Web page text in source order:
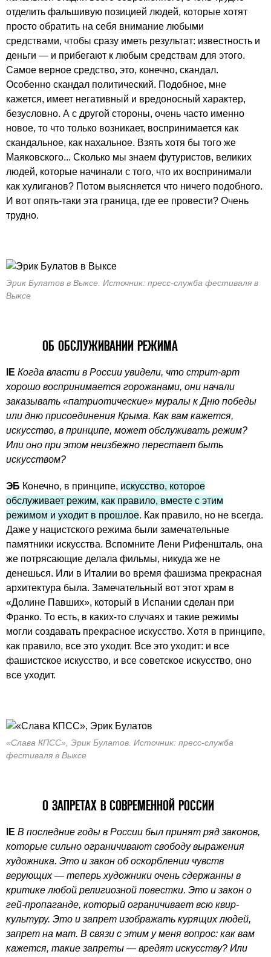
отделить фальшивую позицией людей, которые хотят
просто обратить на себя внимание любыми
средствами, чтобы сразу иметь результат: известность и
деньги — и прибегают к любым средствам для этого.
Самое верное средство, это, конечно, скандал.
Особенно скандал политический. Подобное, мне
кажется, имеет негативный и вредоносный характер,
безусловно. А с другой стороны, очень часто именно
новое, то что только возникает, воспринимается как
скандальное, как нахальное. Взять хотя бы того же
Маяковского... Сколько мы знаем футуристов, великих
людей, которые начинали с того, что их воспринимали
как хулиганов? Потом выясняется что ничего подобного.
И вот опять-таки эта граница, где ее провести? Очень
трудно.
Эрик Булатов в Выксе. Источник: пресс-служба фестиваля в
Выксе
ОБ ОБСЛУЖИВАНИИ РЕЖИМА
IE Когда власти в России увидели, что стрит-арт
хорошо воспринимается горожанами, они начали
заказывать «патриотические» муралы к Дню победы
или дню присоединения Крыма. Как вам кажется,
искусство, в принципе, может обслуживать режим?
Или оно при этом неизбежно перестает быть
искусством?
ЭБ Конечно, в принципе, искусство, которое
обслуживает режим, как правило, вместе с этим
режимом и уходит в прошлое. Как правило, но не всегда.
Даже у нацистского режима были замечательные
памятники искусства. Вспомните Лени Рифеншталь, она
же потрясающие делала фильмы, никуда же не
денешься. Или в Италии во время фашизма прекрасная
архитектура была. Замечательный вот этот храм в
«Долине Павших», который в Испании сделан при
Франко. То есть, в каких-то случаях и такие режимы
могли создавать прекрасное искусство. Хотя в принципе,
как правило, все это уходит. Все это уходит: и все
фашистское искусство, и все советское искусство, оно
все уходит.
«Слава КПСС», Эрик Булатов. Источник: пресс-служба
фестиваля в Выксе
О ЗАПРЕТАХ В СОВРЕМЕННОЙ РОССИИ
IE В последние годы в России был принят ряд законов,
которые сильно ограничивают свободу выражения
художника. Это и закон об оскорблении чувств
верующих — теперь художники очень сдержанны в
критике любой религиозной повестки. Это и закон о
гей-пропаганде, который ограничивает всю квир-
культуру. Это и запрет изображать курящих людей,
запрет на мат. В связи с этим у меня вопрос: как вам
кажется, такие запреты — вредят искусству? Или